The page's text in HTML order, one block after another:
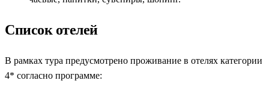
Список отелей
В рамках тура предусмотрено проживание в отелях категории
4* согласно программе: